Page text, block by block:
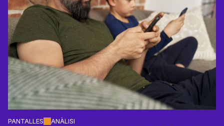
PANTALLES ANÀLISI